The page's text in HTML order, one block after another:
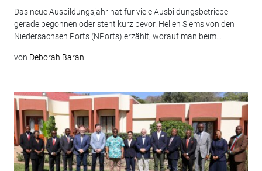
Das neue Ausbildungsjahr hat für viele Ausbildungsbetriebe
gerade begonnen oder steht kurz bevor. Hellen Siems von den
Niedersachsen Ports (NPorts) erzählt, worauf man beim...
von Deborah Baran